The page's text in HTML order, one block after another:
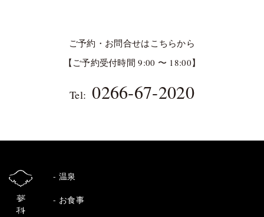
ご予約・お問合せはこちらから
【ご予約受付時間 9:00 〜 18:00】
Tel: 0266-67-2020
温泉
お食事